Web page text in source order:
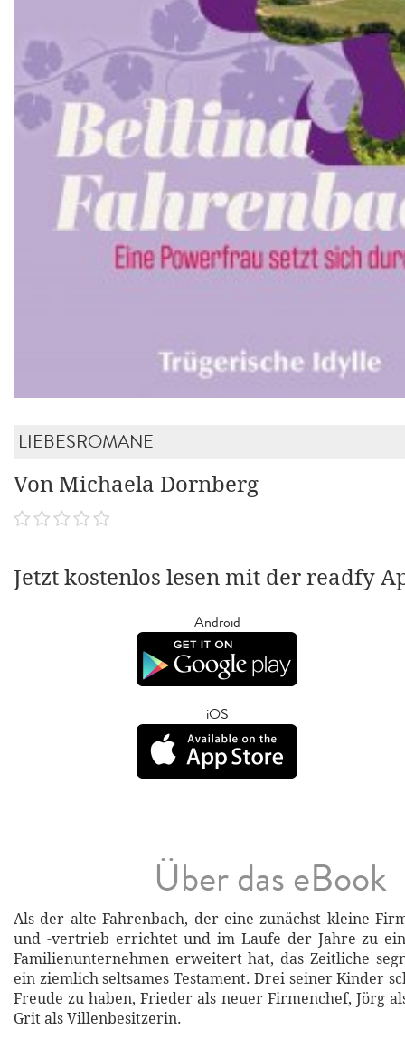
LIEBESROMANE
Von Michaela Dornberg
Jetzt kostenlos lesen mit der readfy
Android
iOS
Über das eBook
Als der alte Fahrenbach, der eine zunächst kleine
und -vertrieb errichtet und im Laufe der Jahre zu
Familienunternehmen erweitert hat, das Zeitliche
ein ziemlich seltsames Testament. Drei seiner Kinder
Freude zu haben, Frieder als neuer Firmenchef, Jörg
Grit als Villenbesitzerin.